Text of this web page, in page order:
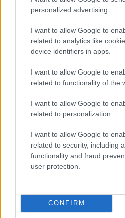
personalized advertising.
I want to allow Google to
related to analytics like
device identifiers in apps.
I want to allow Google to
related to functionality of the
I want to allow Google to
related to personalization.
I want to allow Google to
related to security, including
functionality and fraud
user protection.
CONFIRM
2020. november 27. 14:50
Exkluzív: Az Apatigris a
Vajon hogyan alakul Artúr és
Van mitől tartania a szomszédnak? Apatigris
este 20 órától az RTL Klubon!